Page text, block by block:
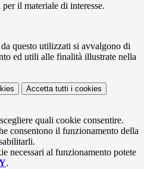
il materiale di interesse.
questo utilizzati si avvalgono di
ed utili alle finalità illustrate nella
Accetta tutti i cookies
quali cookie consentire.
consentono il funzionamento della
necessari al funzionamento potete
.